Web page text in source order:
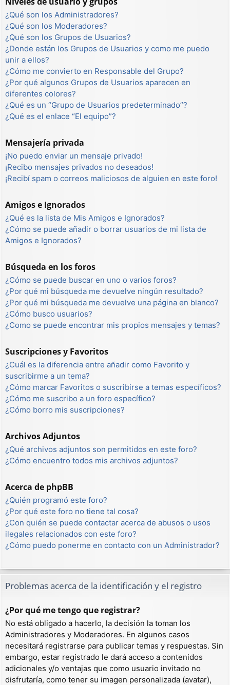
¿Qué son los Administradores?
¿Qué son los Moderadores?
¿Qué son los Grupos de Usuarios?
¿Donde están los Grupos de Usuarios y como me puedo
unir a ellos?
¿Cómo me convierto en Responsable del Grupo?
¿Por qué algunos Grupos de Usuarios aparecen en
diferentes colores?
¿Qué es un “Grupo de Usuarios predeterminado”?
¿Qué es el enlace “El equipo”?
Mensajería privada
¡No puedo enviar un mensaje privado!
¡Recibo mensajes privados no deseados!
¡Recibí spam o correos maliciosos de alguien en este foro!
Amigos e Ignorados
¿Qué es la lista de Mis Amigos e Ignorados?
¿Cómo se puede añadir o borrar usuarios de mi lista de
Amigos e Ignorados?
Búsqueda en los foros
¿Cómo se puede buscar en uno o varios foros?
¿Por qué mi búsqueda me devuelve ningún resultado?
¿Por qué mi búsqueda me devuelve una página en blanco?
¿Cómo busco usuarios?
¿Como se puede encontrar mis propios mensajes y temas?
Suscripciones y Favoritos
¿Cuál es la diferencia entre añadir como Favorito y
suscribirme a un tema?
¿Cómo marcar Favoritos o suscribirse a temas específicos?
¿Cómo me suscribo a un foro específico?
¿Cómo borro mis suscripciones?
Archivos Adjuntos
¿Qué archivos adjuntos son permitidos en este foro?
¿Cómo encuentro todos mis archivos adjuntos?
Acerca de phpBB
¿Quién programó este foro?
¿Por qué este foro no tiene tal cosa?
¿Con quién se puede contactar acerca de abusos o usos
ilegales relacionados con este foro?
¿Cómo puedo ponerme en contacto con un Administrador?
Problemas acerca de la identificación y el registro
¿Por qué me tengo que registrar?
No está obligado a hacerlo, la decisión la toman los
Administradores y Moderadores. En algunos casos
necesitará registrarse para publicar temas y respuestas. Sin
embargo, estar registrado le dará acceso a contenidos
adicionales y/o ventajas que como usuario invitado no
disfrutaría, como tener su imagen personalizada (avatar),